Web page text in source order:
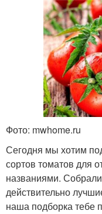
Фото: mwhome.ru
Сегодня мы хотим
сортов томатов для
названиями.
действительно
наша подборка тебе